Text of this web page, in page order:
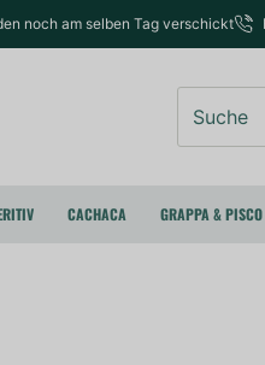
noch am selben Tag verschickt
CACHACA GRAPPA & PISCO